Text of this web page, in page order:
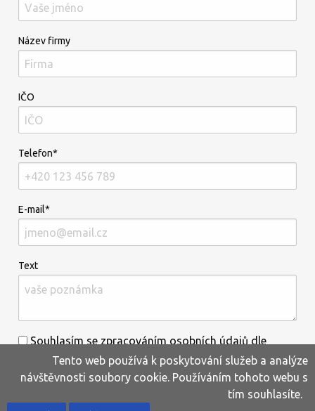
Název firmy
IČO
Telefon*
E-mail*
Text
Souhlasím se zpracováním osobních údajů dle
informací uvedenýchzde.*
Tento web používá k poskytování služeb a analýze
návštěvnosti soubory cookie. Používáním tohoto webu s
tím souhlasíte.